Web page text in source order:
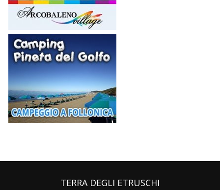
TERRA DEGLI ETRUSCHI